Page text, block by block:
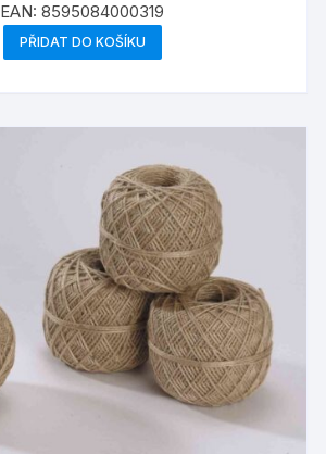
EAN:8595084000319
PŘIDAT DO KOŠÍKU